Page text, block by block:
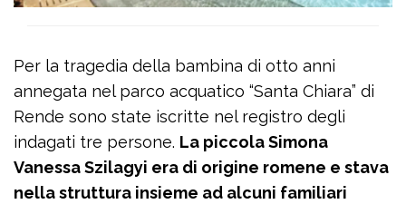
Per la tragedia della bambina di otto anni
annegata nel parco acquatico “Santa Chiara” di
Rende sono state iscritte nel registro degli
indagati tre persone. La piccola Simona
Vanessa Szilagyi era di origine romene e stava
nella struttura insieme ad alcuni familiari